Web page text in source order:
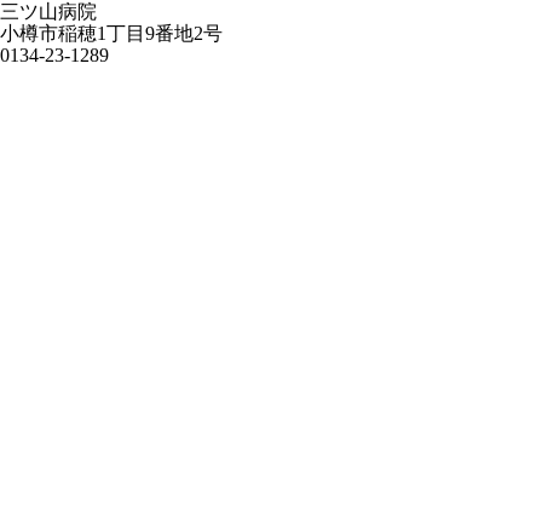
三ツ山病院
小樽市稲穂1丁目9番地2号
0134-23-1289